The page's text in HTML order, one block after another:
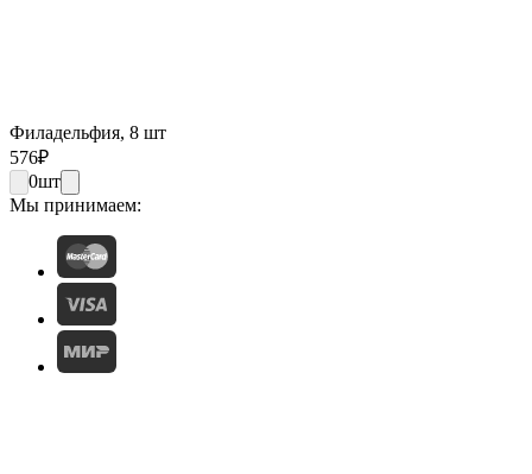
Филадельфия, 8 шт
576₽
0шт
Мы принимаем: